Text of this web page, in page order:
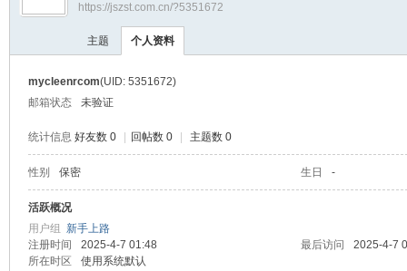
›
https://jszst.com.cn/?5351672
主题 个人资料
mycleenrcom(UID: 5351672)
邮箱状态
未验证
统计信息 好友数 0 回帖数 0 主题数 0
性别 保密 生日 -
活跃概况
用户组 新手上路
注册时间
2025-4-7 01:48 最后访问
2025-4-7
所在时区
使用系统默认